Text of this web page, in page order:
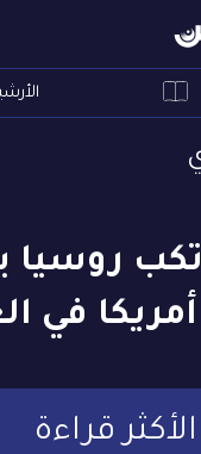
روسيا
في
الأكثر قراءة